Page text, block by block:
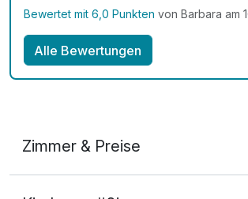
wohl gefühlt und die Atmosphäre
zubereitet. Das Gleiche können wir
Frühstück sagen. Eine Auswahl, die
offen lässt und alle angebotenen
Buchung war auch ein Tag in der Järve-
da die Therme super gepflegt war und
Bewertet mit 6,0 Punkten von Barbara am
Alle Bewertungen
Zimmer & Preise